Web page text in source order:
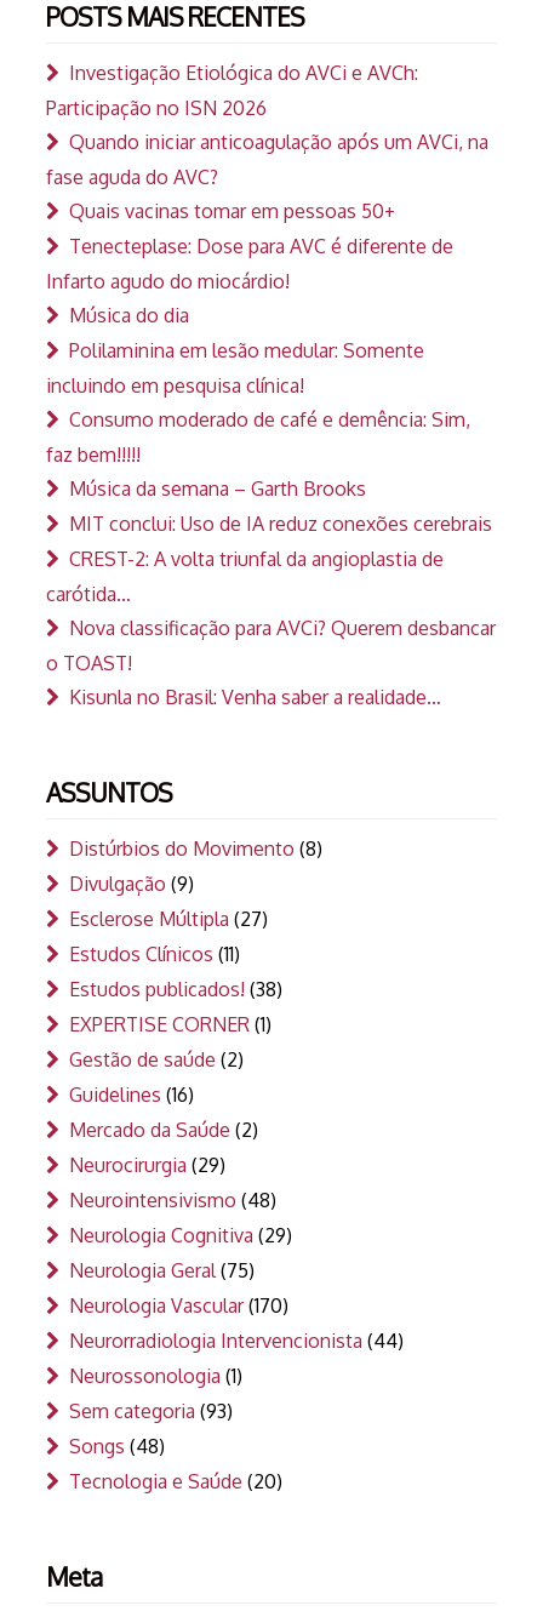
POSTS MAIS RECENTES
Investigação Etiológica do AVCi e AVCh:
Participação no ISN 2026
Quando iniciar anticoagulação após um AVCi, na
fase aguda do AVC?
Quais vacinas tomar em pessoas 50+
Tenecteplase: Dose para AVC é diferente de
Infarto agudo do miocárdio!
Música do dia
Polilaminina em lesão medular: Somente
incluindo em pesquisa clínica!
Consumo moderado de café e demência: Sim,
faz bem!!!!!
Música da semana – Garth Brooks
MIT conclui: Uso de IA reduz conexões cerebrais
CREST-2: A volta triunfal da angioplastia de
carótida…
Nova classificação para AVCi? Querem desbancar
o TOAST!
Kisunla no Brasil: Venha saber a realidade…
ASSUNTOS
Distúrbios do Movimento (8)
Divulgação (9)
Esclerose Múltipla (27)
Estudos Clínicos (11)
Estudos publicados! (38)
EXPERTISE CORNER (1)
Gestão de saúde (2)
Guidelines (16)
Mercado da Saúde (2)
Neurocirurgia (29)
Neurointensivismo (48)
Neurologia Cognitiva (29)
Neurologia Geral(75)
Neurologia Vascular(170)
Neurorradiologia Intervencionista (44)
Neurossonologia (1)
Sem categoria (93)
Songs (48)
Tecnologia e Saúde (20)
Meta